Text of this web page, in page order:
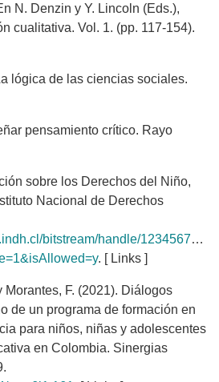
N. Denzin y Y. Lincoln (Eds.),
cualitativa. Vol. 1. (pp. 117-154).
lógica de las ciencias sociales.
pensamiento crítico. Rayo
sobre los Derechos del Niño,
Nacional de Derechos
bitstream/handle/123456789/
. [ Links ]
Morantes, F. (2021). Diálogos
de un programa de formación en
para niños, niñas y adolescentes
en Colombia. Sinergias